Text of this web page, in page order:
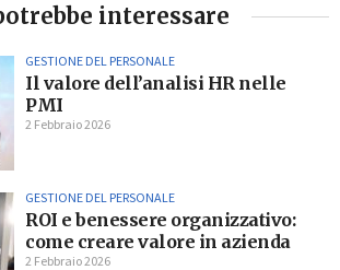
interessare
GESTIONE DEL PERSONALE
Il valore dell’analisi HR nelle
PMI
2 Febbraio 2026
GESTIONE DEL PERSONALE
ROI e benessere organizzativo:
come creare valore in azienda
2 Febbraio 2026